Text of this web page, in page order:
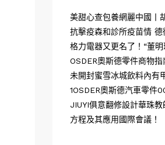
美甜心查包養網麗中國丨
抗擊疫森和診所疫苗情
格力電器又更名了！“董
OSDER奧斯德零件商物指
未開封蜜雪冰城飲料內有
1OSDER奧斯德汽車零件
JIUYI俱意翻修設計華珠
方程及其應用國際會議！